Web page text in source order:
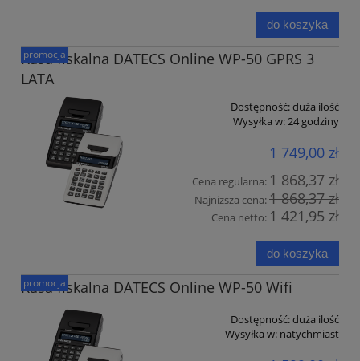
do koszyka
Kasa fiskalna DATECS Online WP-50 GPRS 3
LATA
Dostępność:duża ilość
Wysyłka w:24 godziny
1 749,00 zł
Cena regularna:1 868,37 zł
Najniższa cena:1 868,37 zł
Cena netto: 1 421,95 zł
do koszyka
promocja
Kasa fiskalna DATECS Online WP-50 Wifi
Dostępność:duża ilość
Wysyłka w: natychmiast
promocja